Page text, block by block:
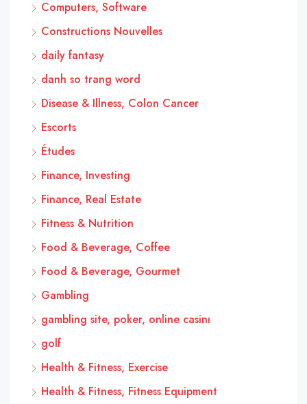
Computers, Software
Constructions Nouvelles
daily fantasy
danh so trang word
Disease & Illness, Colon Cancer
Escorts
Études
Finance, Investing
Finance, Real Estate
Fitness & Nutrition
Food & Beverage, Coffee
Food & Beverage, Gourmet
Gambling
gambling site, poker, online casinı
golf
Health & Fitness, Exercise
Health & Fitness, Fitness Equipment